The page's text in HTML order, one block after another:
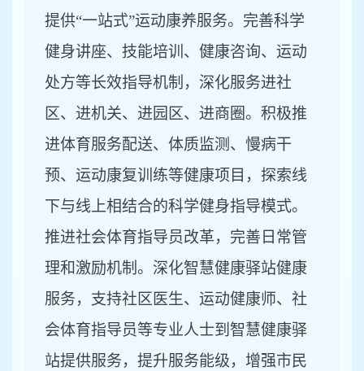
提供“一站式”运动康养服务。完善科学
健身讲座、技能培训、健康咨询、运动
处方等长效指导机制，深化服务进社
区、进机关、进园区、进商圈。积极推
进体育服务配送、体质监测、慢病干
预、运动康复训练等健康项目，探索线
下与线上相结合的科学健身指导模式。
推进社会体育指导员改革，完善日常管
理和激励机制。深化智慧健康驿站健康
服务，支持社区医生、运动健康师、社
会体育指导员等专业人士到智慧健康驿
站提供服务，提升服务能级，增强市民